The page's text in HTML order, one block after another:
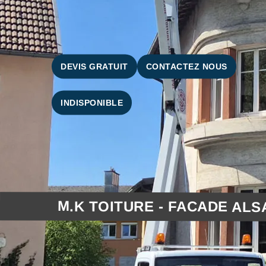
DEVIS GRATUIT CONTACTEZ NOUS
INDISPONIBLE
M.K TOITURE - FACADE